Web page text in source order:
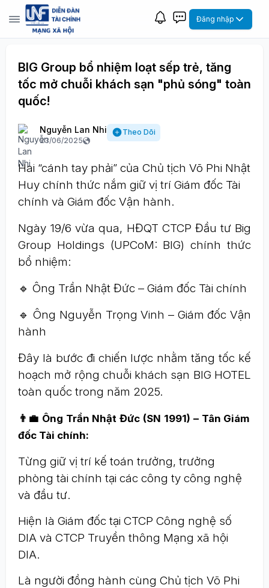
Đăng nhập
BIG Group bổ nhiệm loạt sếp trẻ, tăng
tốc mở chuỗi khách sạn "phủ sóng" toàn
quốc!
Nguyễn Lan Nhi
23/06/2025
Theo Dõi
Hai “cánh tay phải” của Chủ tịch Võ Phi Nhật
Huy chính thức nắm giữ vị trí Giám đốc Tài
chính và Giám đốc Vận hành.
Ngày 19/6 vừa qua, HĐQT CTCP Đầu tư Big
Group Holdings (UPCoM: BIG) chính thức
bổ nhiệm:
🔹 Ông Trần Nhật Đức – Giám đốc Tài chính
🔹 Ông Nguyễn Trọng Vinh – Giám đốc Vận
hành
Đây là bước đi chiến lược nhằm tăng tốc kế
hoạch mở rộng chuỗi khách sạn BIG HOTEL
toàn quốc trong năm 2025.
👨‍💼 Ông Trần Nhật Đức (SN 1991) – Tân Giám
đốc Tài chính:
Từng giữ vị trí kế toán trưởng, trưởng
phòng tài chính tại các công ty công nghệ
và đầu tư.
Hiện là Giám đốc tại CTCP Công nghệ số
DIA và CTCP Truyền thông Mạng xã hội
DIA.
Là người đồng hành cùng Chủ tịch Võ Phi